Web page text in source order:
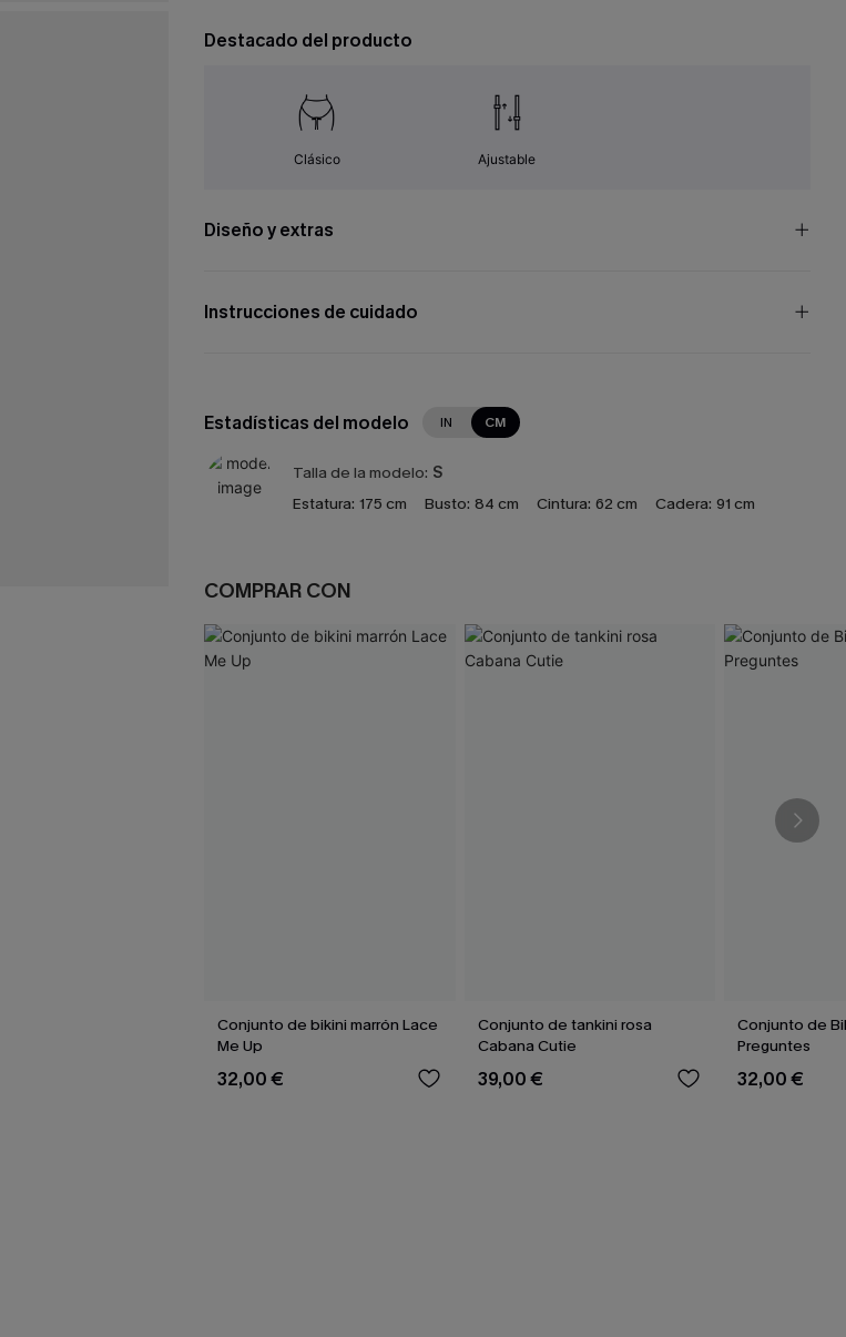
Destacado del producto
Clásico Ajustable
Diseño y extras
Instrucciones de cuidado
Estadísticas del modelo IN CM
Talla de la modelo: S
Estatura: 175 cm Busto: 84 cm Cintura: 62 cm Cadera: 91 cm
COMPRAR CON
Conjunto de bikini marrón Lace
Me Up
32,00 €
Conjunto de tankini rosa
Cabana Cutie
39,00 €
Conjunto de
Preguntes
32,00 €